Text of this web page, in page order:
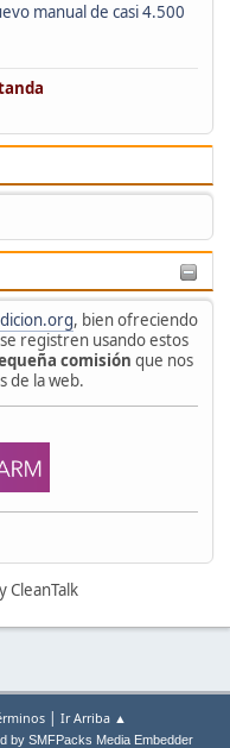
manual de casi 4.500
, bien ofreciendo
registren usando estos
comisión que nos
de la web.
CleanTalk
| Ir Arriba ▲
by SMFPacks Media Embedder